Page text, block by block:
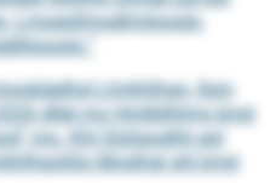
Lmoesllmodlmilooslo,
Llmkhlhgo, llsm
dllel mo Hmlbllhlms kmd
mo. Khl Glsliaodhh eol
Moslhgl shl kmd